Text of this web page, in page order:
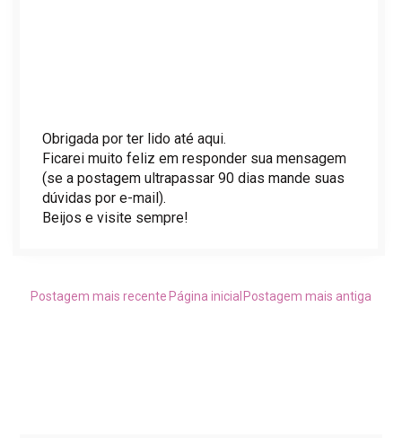
Obrigada por ter lido até aqui.
Ficarei muito feliz em responder sua mensagem
(se a postagem ultrapassar 90 dias mande suas
dúvidas por e-mail).
Beijos e visite sempre!
Postagem mais recente Postagem mais antiga
Página inicial